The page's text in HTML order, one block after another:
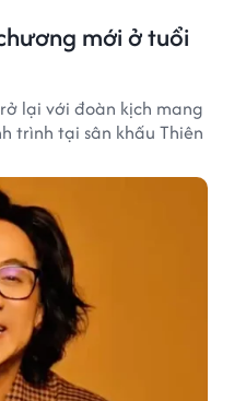
mới ở tuổi
lại với đoàn kịch mang
trình tại sân khấu Thiên